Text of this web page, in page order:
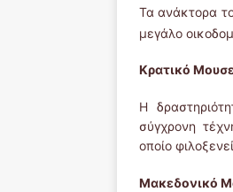
Τα ανάκτορα
μεγάλο
Κρατικό
Η
σύγχρονη
οποίο
Μακεδονικό